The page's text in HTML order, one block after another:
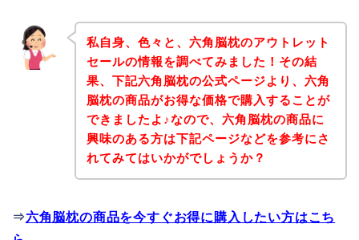
私自身、色々と、六角脳枕のアウトレット
セールの情報を調べてみました！その結
果、下記六角脳枕の公式ページより、六角
脳枕の商品がお得な価格で購入することが
できましたよ♪なので、六角脳枕の商品に
興味のある方は下記ページなどを参考にさ
れてみてはいかがでしょうか？
⇒六角脳枕の商品を今すぐお得に購入したい方はこち